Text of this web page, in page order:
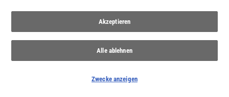
Akzeptieren
Alle ablehnen
Zwecke anzeigen